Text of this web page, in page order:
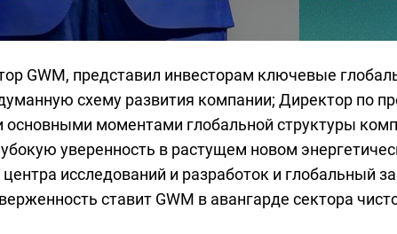
GWM, представил инвесторам ключевые
схему развития компании; Директор по
моментами глобальной структуры
уверенность в растущем новом
исследований и разработок и глобальный
ставит GWM в авангарде сектора
ВЫГОДНЫЕ УСЛОВИЯ
НА АВТОМОБИЛИ HAVAL